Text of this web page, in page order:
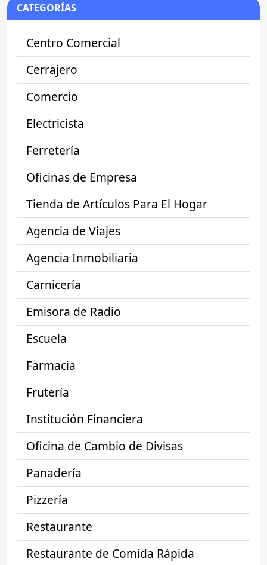
CATEGORÍAS
Centro Comercial
Cerrajero
Comercio
Electricista
Ferretería
Oficinas de Empresa
Tienda de Artículos Para El Hogar
Agencia de Viajes
Agencia Inmobiliaria
Carnicería
Emisora de Radio
Escuela
Farmacia
Frutería
Institución Financiera
Oficina de Cambio de Divisas
Panadería
Pizzería
Restaurante
Restaurante de Comida Rápida